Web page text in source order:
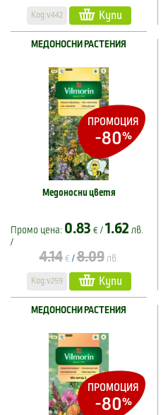
Код:v442 Купи
ПРОМОЦИЯ
-80%
МЕДОНОСНИ РАСТЕНИЯ
Медоносни цветя
Промо цена: 0.83 € / 1.62 лв.
/
4.14 € /8.09 лв.
Код:v259 Купи
ПРОМОЦИЯ
-80%
МЕДОНОСНИ РАСТЕНИЯ